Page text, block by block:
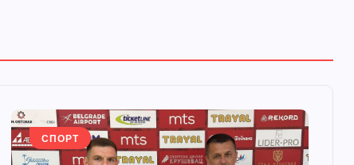
СПОРТ